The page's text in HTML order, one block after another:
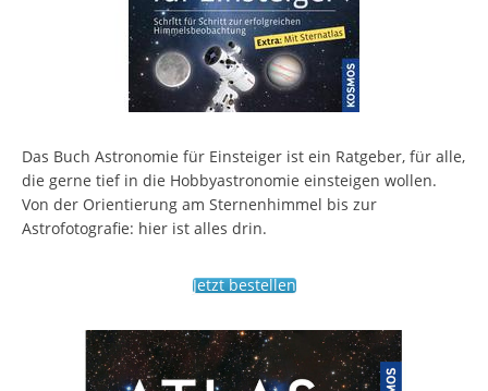
Das Buch Astronomie für Einsteiger ist ein Ratgeber, für alle,
die gerne tief in die Hobbyastronomie einsteigen wollen.
Von der Orientierung am Sternenhimmel bis zur
Astrofotografie: hier ist alles drin.
Jetzt bestellen